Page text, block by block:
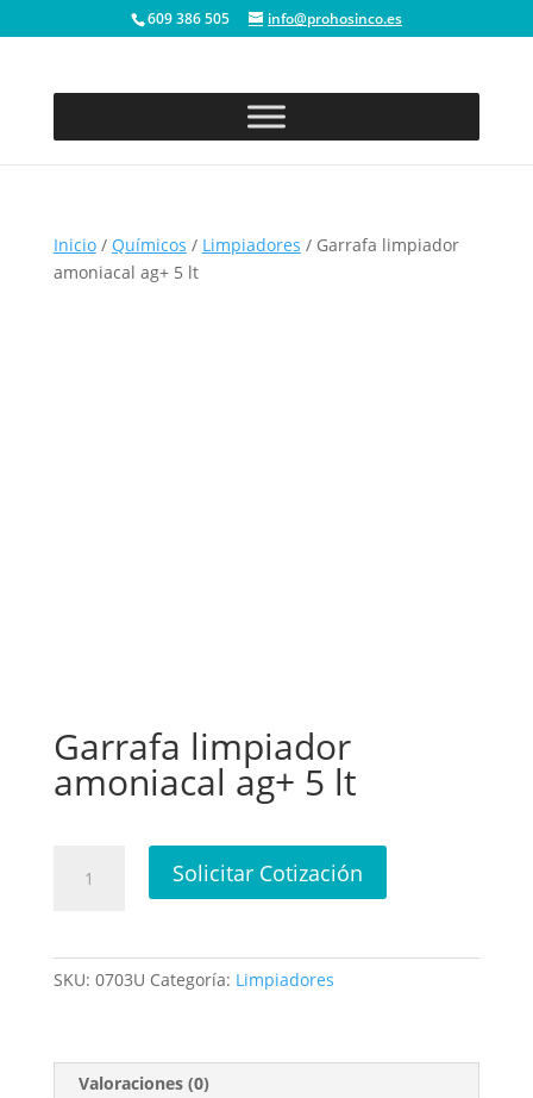
609 386 505 info@prohosinco.es
Inicio/ Químicos / Limpiadores / Garrafa limpiador
amoniacal ag+ 5 lt
Garrafa limpiador
amoniacal ag+ 5 lt
limpiador
Solicitar Cotización
SKU: 0703U Categoría: Limpiadores
Valoraciones (0)